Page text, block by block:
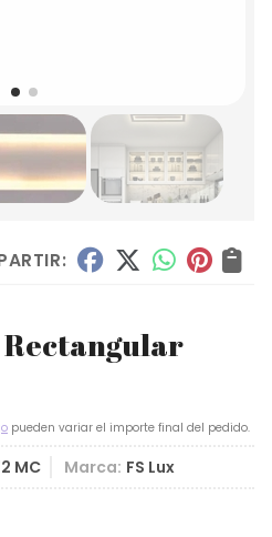
pueden variar el importe final del pedido.
MC Marca: FS Lux